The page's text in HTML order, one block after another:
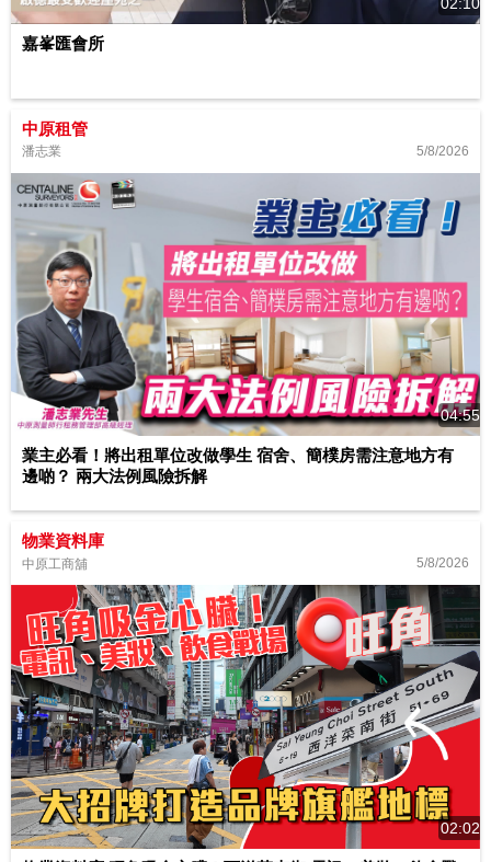
嘉峯匯會所
中原租管
潘志業 5/8/2026
04:55
業主必看！將出租單位改做學生 宿舍、簡樸房需注意地方有
邊啲？ 兩大法例風險拆解
物業資料庫
中原工商舖 5/8/2026
02:02